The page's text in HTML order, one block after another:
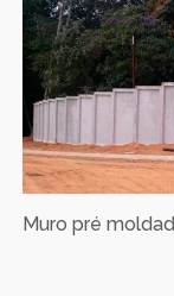
Muro pré